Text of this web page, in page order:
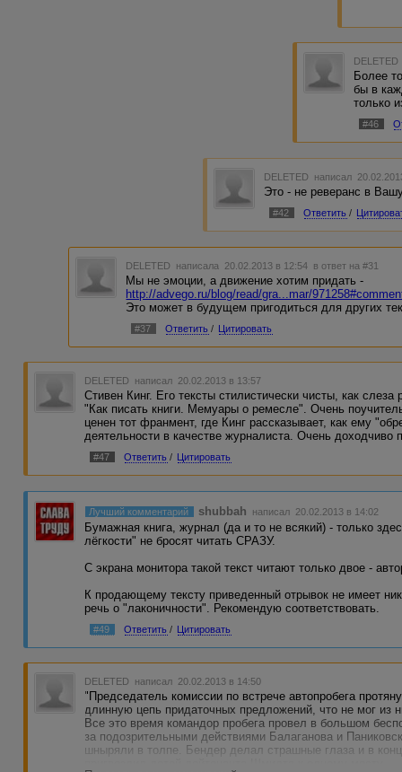
DELETED
Более
бы в
только
#46
DELETED написал
Это - не реверанс в
#42 Ответить /
DELETED написала 20.02.2013 в 12:54 в ответ на #31
Мы не эмоции, а движение хотим придать -
http://advego.ru/blog/read/gra...mar/
Это может в будущем пригодиться для других
#37 Ответить / Цитировать
DELETED написал 20.02.2013 в 13:57
Стивен Кинг. Его тексты стилистически чисты, как
"Как писать книги. Мемуары о ремесле". Очень
ценен тот франмент, где Кинг рассказывает, как ему
деятельности в качестве журналиста. Очень доходчиво
#47 Ответить / Цитировать
Лучший комментарий shubbah написал 20.02.2013 в 14:02
Бумажная книга, журнал (да и то не всякий) - только
лёгкости" не бросят читать СРАЗУ.
С экрана монитора такой текст читают только двое -
К продающему тексту приведенный отрывок не имеет
речь о "лаконичности". Рекомендую соответствовать.
#49 Ответить / Цитировать
DELETED написал 20.02.2013 в 14:50
"Председатель комиссии по встрече автопробега
длинную цепь придаточных предложений, что не мог из
Все это время командор пробега провел в большом
за подозрительными действиями Балаганова и
шныряли в толпе. Бендер делал страшные глаза и в